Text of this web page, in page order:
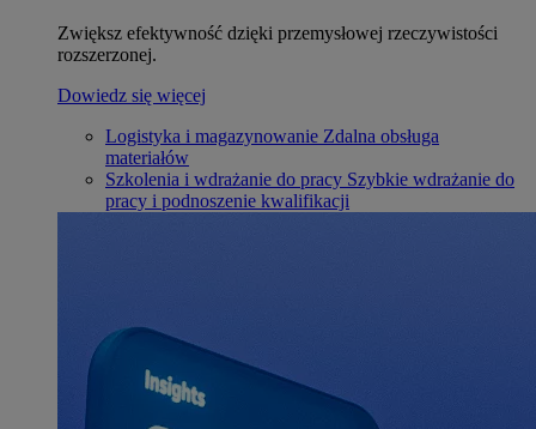
Zwiększ efektywność dzięki przemysłowej rzeczywistości
rozszerzonej.
Dowiedz się więcej
Logistyka i magazynowanie Zdalna obsługa
materiałów
Szkolenia i wdrażanie do pracy Szybkie wdrażanie do
pracy i podnoszenie kwalifikacji